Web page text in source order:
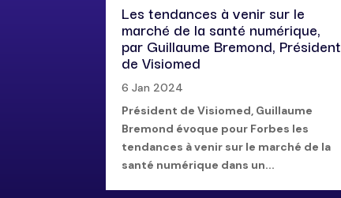
Les tendances à venir sur le
marché de la santé numérique,
par Guillaume Bremond, Président
de Visiomed
6 Jan 2024
Président de Visiomed, Guillaume
Bremond évoque pour Forbes les
tendances à venir sur le marché de la
santé numérique dans un...